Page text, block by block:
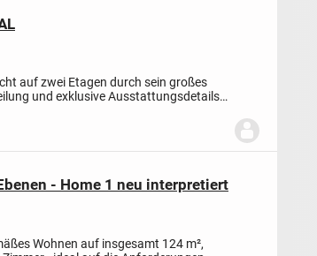
auf zwei Etagen durch sein großes
und exklusive Ausstattungsdetails.
- Home 1 neu interpretiert
Wohnen auf insgesamt 124 m²,